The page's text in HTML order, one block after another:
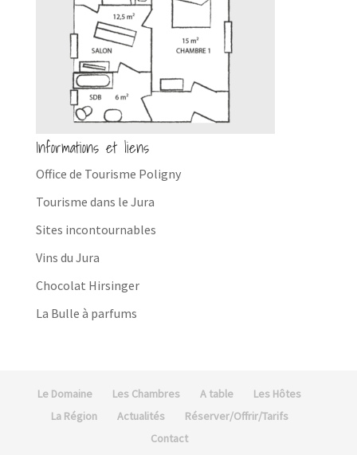
Informations et liens
Office de Tourisme Poligny
Tourisme dans le Jura
Sites incontournables
Vins du Jura
Chocolat Hirsinger
La Bulle à parfums
Le Domaine Les Chambres A table
Les Hôtes
La Région
Actualités
Réserver/Offrir/Tarifs
Contact